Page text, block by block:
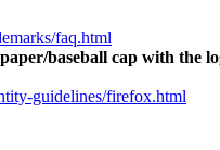
faq.html
baseball cap with the
guidelines/firefox.html